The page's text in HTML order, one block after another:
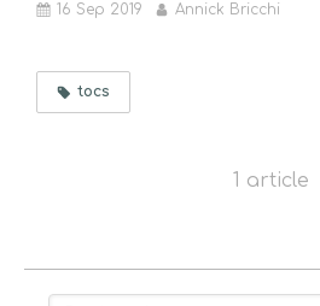
16 Sep 2019 Annick Bricchi
tocs
1 article